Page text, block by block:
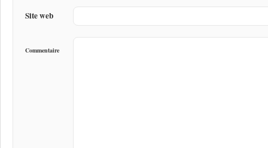
Site web
Commentaire